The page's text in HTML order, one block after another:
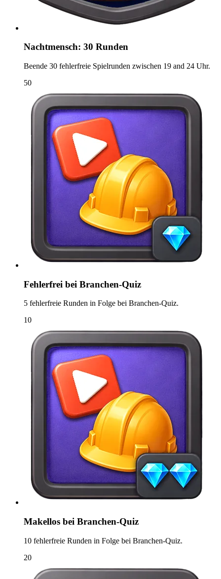
Nachtmensch: 30 Runden
Beende 30 fehlerfreie Spielrunden zwischen 19 and 24 Uhr.
50
Fehlerfrei bei Branchen-Quiz
5 fehlerfreie Runden in Folge bei Branchen-Quiz.
10
Makellos bei Branchen-Quiz
10 fehlerfreie Runden in Folge bei Branchen-Quiz.
20